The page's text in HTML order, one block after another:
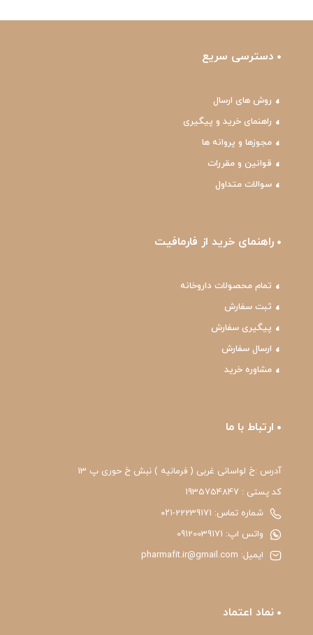
دسترسی سریع
روش های ارسال
راهنمای خرید و پیگیری
مجوزها و پروانه ها
قوانین و مقررات
سوالات متداول
راهنمای خرید از فارمافیت
تمام محصولات داروخانه
ثبت سفارش
پیگیری سفارش
ارسال سفارش
مشاوره خرید
ارتباط با ما
آدرس :خ لواسانی غربی ( فرمانیه ) نبش خ حوری پ 13
کد پستی : 1935754847
شماره تماس: 22239171-۰۲۱
واتس اپ: 09120039171
ایمیل: pharmafit.ir@gmail.com
نماد اعتماد